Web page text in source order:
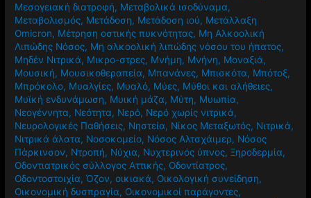
Μεσογειακή διατροφή, Μεταβολικά ισοδύναμα,
Μεταβολισμός, Μετάδοση, Μετάδοση ιού, Μετάλλαξη
Omicron, Μέτρηση οστικής πυκνότητας, Μη Αλκοολική
Λιπώδης Νόσος, Μη αλκοολική λιπώδης νόσου του ήπατος,
Μηδέν Νιτρικά, Μικρο-στρες, Μνήμη, Μνήνη, Μοναξιά,
Μουσική, Μουσικοθεραπεία, Μπανάνες, Μπισκότα, Μπότοξ,
Μπρόκολο, Μυαλγίες, Μυαλό, Μύες, Μύθοι και αλήθειες,
Μυϊκή ενδυνάμωση, Μυική μάζα, Μύτη, Μυωπία,
Νεογέννητα, Νεότητα, Νερό, Νερό χωρίς νιτρικά,
Νευρολογικές Παθήσεις, Νηστεία, Νίκος Μεταξωτός, Νιτρικά,
Νιτρικά άλατα, Νοσοκομείο, Νόσος Αλτσχάιμερ, Νόσος
Πάρκινσον, Ντροπή, Νύχια, Νυχτερινός ύπνος,Ξηροδερμία,
Οδοντιατρικός σύλλογος Αττικής, Οδοντίατρος,
Οδοντοστοιχία,Όζον,οικιακά, Οικολογική συνείδηση,
Οικονομική δυσπραγία, Οικονομικοί παράγοντες,